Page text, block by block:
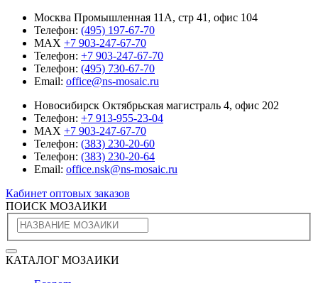
Москва Промышленная 11А, стр 41, офис 104
Телефон: (495) 197-67-70
MAX +7 903-247-67-70
Телефон: +7 903-247-67-70
Телефон: (495) 730-67-70
Email: office@ns-mosaic.ru
Новосибирск Октябрьская магистраль 4, офис 202
Телефон: +7 913-955-23-04
MAX +7 903-247-67-70
Телефон: (383) 230-20-60
Телефон: (383) 230-20-64
Email: office.nsk@ns-mosaic.ru
Кабинет оптовых заказов
ПОИСК МОЗАИКИ
КАТАЛОГ МОЗАИКИ